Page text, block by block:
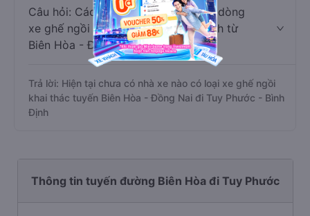
Câu hỏi: Các hãng xe nào khai thác dòng
xe ghế ngồi đi Tuy Phước - Bình Định từ
Biên Hòa - Đồng Nai?
Trả lời: Hiện tại chưa có nhà xe nào có loại xe ghế ngồi
khai thác tuyến Biên Hòa - Đồng Nai đi Tuy Phước - Bình
Định
Thông tin tuyến đường Biên Hòa đi Tuy Phước